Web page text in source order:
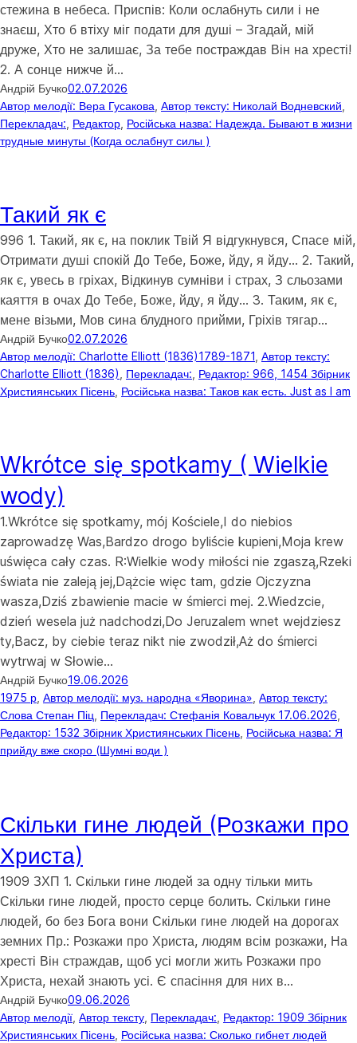
стежина в небеса. Приспів: Коли ослабнуть сили і не
знаєш, Хто б втіху міг подати для душі – Згадай, мій
друже, Хто не залишає, За тебе постраждав Він на хресті!
2. А сонце нижче й…
Андрій Бучко02.07.2026
Автор мелодії: Вера Гусакова Автор тексту: Николай Водневский
Перекладач: Редактор Російська назва: Надежда. Бывают в жизни
трудные минуты (Когда ослабнут силы )
Такий як є
996 1. Такий, як є, на поклик Твій Я відгукнувся, Спасе мій,
Отримати душі спокій До Тебе, Боже, йду, я йду… 2. Такий,
як є, увесь в гріхах, Відкинув сумніви і страх, З сльозами
каяття в очах До Тебе, Боже, йду, я йду… 3. Таким, як є,
мене візьми, Мов сина блудного прийми, Гріхів тягар…
Андрій Бучко02.07.2026
Автор мелодії: Charlotte Elliott (1836)1789-1871 Автор тексту:
Charlotte Elliott (1836)
Перекладач: Редактор: 966, 1454 Збірник
Християнських Пісень Російська назва: Таков как есть. Just as I am
Wkrótce się spotkamy ( Wielkie
wody)
1.Wkrótce się spotkamy, mój Kościele,I do niebios
zaprowadzę Was,Bardzo drogo byliście kupieni,Moja krew
uświęca cały czas. R:Wielkie wody miłości nie zgaszą,Rzeki
świata nie zaleją jej,Dążcie więc tam, gdzie Ojczyzna
wasza,Dziś zbawienie macie w śmierci mej. 2.Wiedzcie,
dzień wesela już nadchodzi,Do Jeruzalem wnet wejdziesz
ty,Bacz, by ciebie teraz nikt nie zwodził,Aż do śmierci
wytrwaj w Słowie…
Андрій Бучко19.06.2026
1975 р Автор мелодії: муз. народна «Яворина» Автор тексту:
Слова Степан Піц Перекладач: Стефанія Ковальчук 17.06.2026
Редактор: 1532 Збірник Християнських Пісень Російська назва: Я
прийду вже скоро (Шумні води )
Скільки гине людей (Розкажи про
Христа)
1909 ЗХП 1. Скільки гине людей за одну тільки мить
Скільки гине людей, просто серце болить. Скільки гине
людей, бо без Бога вони Скільки гине людей на дорогах
земних Пр.: Розкажи про Христа, людям всім розкажи, На
хресті Він страждав, щоб усі могли жить Розкажи про
Христа, нехай знають усі. Є спасіння для них в…
Андрій Бучко09.06.2026
Автор мелодії Автор тексту Перекладач: Редактор: 1909 Збірник
Християнських Пісень Російська назва: Сколько гибнет людей